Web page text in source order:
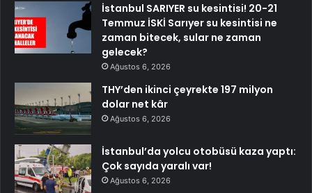
İstanbul SARIYER su kesintisi! 20-21
Temmuz İSKİ Sarıyer su kesintisi ne
zaman bitecek, sular ne zaman
gelecek?
Ağustos 6, 2026
THY’den ikinci çeyrekte 197 milyon
dolar net kâr
Ağustos 6, 2026
İstanbul’da yolcu otobüsü kaza yaptı:
Çok sayıda yaralı var!
Ağustos 6, 2026